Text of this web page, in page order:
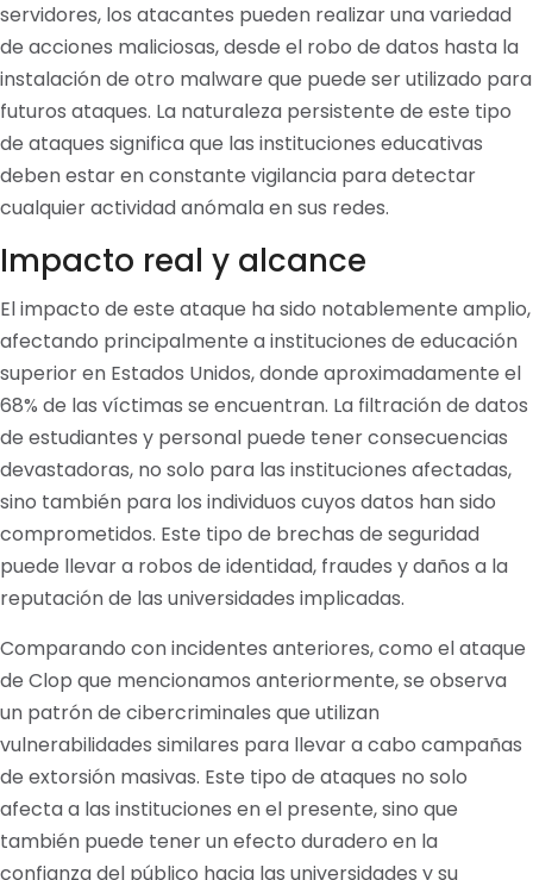
servidores, los atacantes pueden realizar una variedad
de acciones maliciosas, desde el robo de datos hasta la
instalación de otro malware que puede ser utilizado para
futuros ataques. La naturaleza persistente de este tipo
de ataques significa que las instituciones educativas
deben estar en constante vigilancia para detectar
cualquier actividad anómala en sus redes.
Impacto real y alcance
El impacto de este ataque ha sido notablemente amplio,
afectando principalmente a instituciones de educación
superior en Estados Unidos, donde aproximadamente el
68% de las víctimas se encuentran. La filtración de datos
de estudiantes y personal puede tener consecuencias
devastadoras, no solo para las instituciones afectadas,
sino también para los individuos cuyos datos han sido
comprometidos. Este tipo de brechas de seguridad
puede llevar a robos de identidad, fraudes y daños a la
reputación de las universidades implicadas.
Comparando con incidentes anteriores, como el ataque
de Clop que mencionamos anteriormente, se observa
un patrón de cibercriminales que utilizan
vulnerabilidades similares para llevar a cabo campañas
de extorsión masivas. Este tipo de ataques no solo
afecta a las instituciones en el presente, sino que
también puede tener un efecto duradero en la
confianza del público hacia las universidades y su